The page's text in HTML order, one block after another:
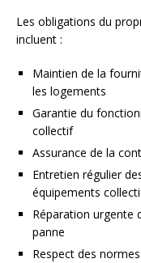
Les obligations du
incluent :
Maintien de la
les logements
Garantie du
collectif
Assurance de la
Entretien régulier
équipements
Réparation urgente
panne
Respect des